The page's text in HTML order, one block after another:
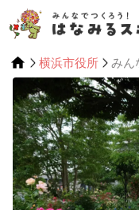
横浜市役所 みん